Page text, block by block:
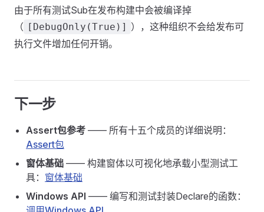
由于所有测试Sub在发布构建中会被编译掉
（ [DebugOnly(True)] ），这种组织不会给发布可
执行文件增加任何开销。
下一步
Assert包参考 —— 所有十五个成员的详细说明：
Assert包
窗体基础 —— 构建窗体以可视化地承载小型测试工
具： 窗体基础
Windows API —— 编写和测试封装Declare的函数：